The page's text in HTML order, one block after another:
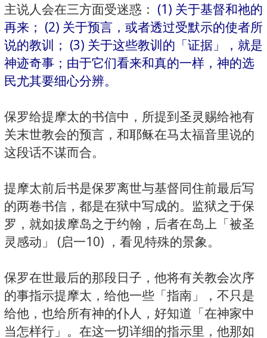
主说人会在三方面受迷惑： (1) 关于基督和祂的
再来； (2) 关于预言，或者透过受默示的使者所
说的教训； (3) 关于这些教训的「证据」，就是
神迹奇事；由于它们看来和真的一样，神的选
民尤其要细心分辨。
保罗给提摩太的书信中，所提到圣灵赐给祂有
关末世教会的预言，和耶稣在马太福音里说的
这段话不谋而合。
提摩太前后书是保罗离世与基督同住前最后写
的两卷书信，都是在狱中写成的。监狱之于保
罗，就如拔摩岛之于约翰，后者在岛上「被圣
灵感动」 (启一10) ，看见特殊的景象。
保罗在世最后的那段日子，他将有关教会次序
的事指示提摩太，给他一些「指南」，不只是
给他，也给所有神的仆人，好知道「在神家中
当怎样行」。在这一切详细的指示里，他那如